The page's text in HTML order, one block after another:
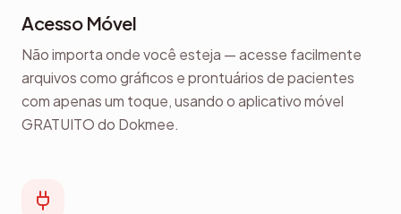
Acesso Móvel
Não importa onde você esteja — acesse facilmente
arquivos como gráficos e prontuários de pacientes
com apenas um toque, usando o aplicativo móvel
GRATUITO do Dokmee.